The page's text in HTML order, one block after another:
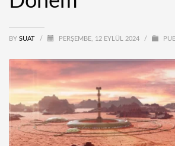
BY SUAT / PERŞEMBE, 12 EYLÜL 2024 /